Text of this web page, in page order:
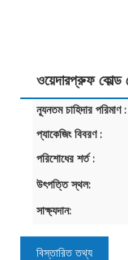
ওয়েদারপ্রুফ
ন্যূনতম চাহিদার পরিমাণ :
প্যাকেজিং বিবরণ :
পরিশোধের শর্ত :
উৎপত্তি স্থল:
সাক্ষ্যদান:
বিস্তারিত তথ্য